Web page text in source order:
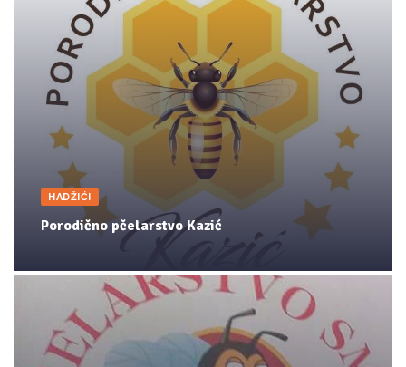
HADŽIĆI
Porodično pčelarstvo Kazić